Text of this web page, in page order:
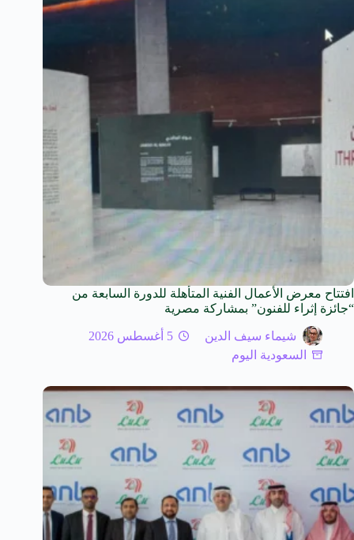
افتتاح معرض الأعمال الفنية المتأهلة للدورة السابعة من
“جائزة إثراء للفنون” بمشاركة مصرية
شيماء سيف الدين
5 أغسطس 2026
السعودية اليوم